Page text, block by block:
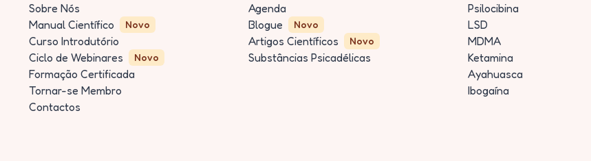
Sobre Nós
Manual Científico
Novo
Curso Introdutório
Ciclo de Webinares
Novo
Formação Certificada
Tornar-se Membro
Contactos
Agenda
Blogue
Novo
Artigos Científicos Novo
Substâncias Psicadélicas
Psilocibina
LSD
MDMA
Ketamina
Ayahuasca
Ibogaína